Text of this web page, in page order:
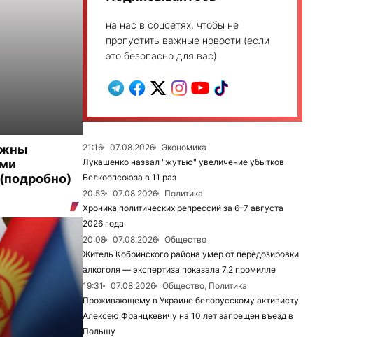
на нас в соцсетях, чтобы не
пропустить важные новости (если
это безопасно для вас)
21:16 07.08.2026
Экономика
Лукашенко назвал "жутью" увеличение убытков
Белкоопсоюза в 11 раз
20:53
07.08.2026
Политика
Хроника политических репрессий за 6–7 августа
2026 года
20:08
07.08.2026
Общество
Житель Кобринского района умер от передозировки
алкоголя — экспертиза показала 7,2 промилле
19:31
07.08.2026
Общество, Политика
Проживающему в Украине белорусскому активисту
Алексею Францкевичу на 10 лет запрещен въезд в
Польшу